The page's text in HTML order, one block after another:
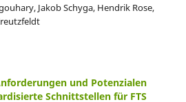
Jakob Schyga, Hendrik Rose,
und Potenzialen
Schnittstellen für FTS